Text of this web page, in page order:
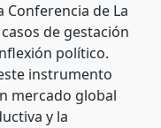
Conferencia de La
de gestación
político.
instrumento
mercado global
y la